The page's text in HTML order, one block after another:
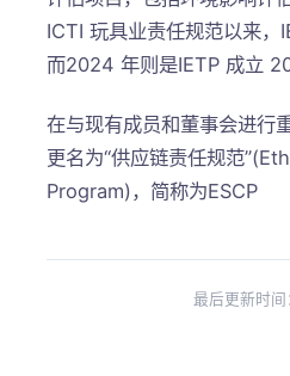
ICTI 玩具业责任规范以来，
而2024 年则是IETP 成立 20
在与现有成员和董事会进行
更名为“供应链责任规范
Program)，简称为ESCP
最后更新时